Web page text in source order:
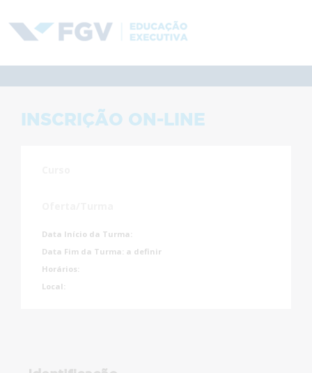
INSCRIÇÃO ON-LINE
Data Início da Turma:
Data Fim da Turma: a definir
Horários:
Local: